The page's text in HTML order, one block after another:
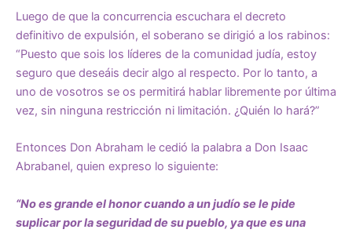
Luego de que la concurrencia escuchara el decreto
definitivo de expulsión, el soberano se dirigió a los rabinos:
“Puesto que sois los líderes de la comunidad judía, estoy
seguro que deseáis decir algo al respecto. Por lo tanto, a
uno de vosotros se os permitirá hablar libremente por última
vez, sin ninguna restricción ni limitación. ¿Quién lo hará?”
Entonces Don Abraham le cedió la palabra a Don Isaac
Abrabanel, quien expreso lo siguiente:
“No es grande el honor cuando a un judío se le pide
suplicar por la seguridad de su pueblo, ya que es una